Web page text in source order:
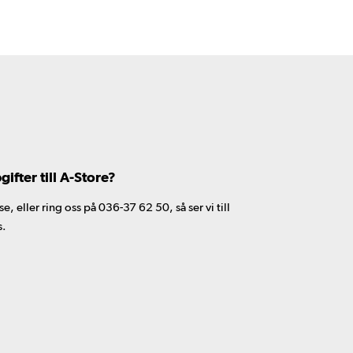
till A-Store?
eller ring oss på 036-37 62 50, så ser vi till